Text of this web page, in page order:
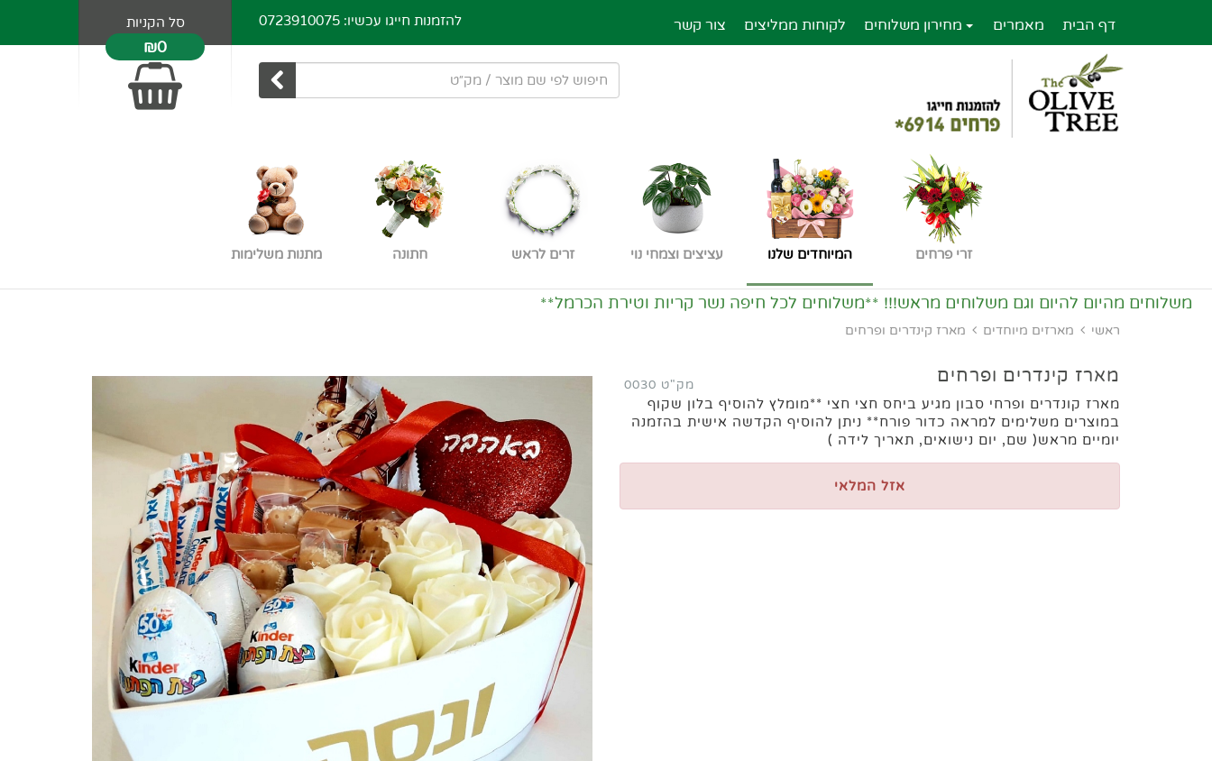
סל הקניות
₪0
להזמנות חייגו עכשיו: 0723910075 דף הבית מאמרים מחירון משלוחים לקוחות ממליצים צור קשר
זרי פרחים המיוחדים שלנו עציצים וצמחי נוי זרים לראש חתונה מתנות משלימות
משלוחים מהיום להיום וגם משלוחים מראש!!! **משלוחים לכל חיפה נשר קריות וטירת הכרמל**
ראשי מארזים מיוחדים מארז קינדרים ופרחים
מארז קינדרים ופרחים מק"ט 0030
מארז קונדרים ופרחי סבון מגיע ביחס חצי חצי **מומלץ להוסיף בלון שקוף
במוצרים משלימים למראה כדור פורח** ניתן להוסיף הקדשה אישית בהזמנה
יומיים מראש( שם, יום נישואים, תאריך לידה )
אזל המלאי